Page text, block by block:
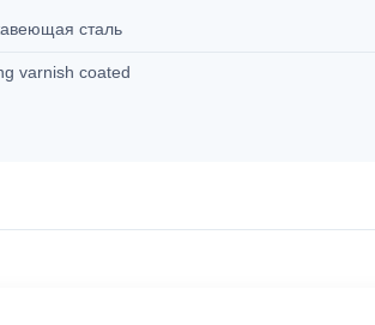
сталь
varnish coated